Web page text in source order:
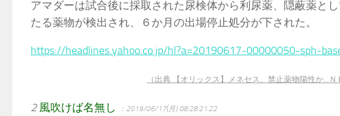
アマダーは試合後に採取された尿検体から利尿薬、隠蔽薬と
たる薬物が検出され、６か月の出場停止処分が下された。
https://headlines.yahoo.co.jp/hl?a=20190617-00000050-sph-
（出典 【オリックス】メネセス、禁止薬物陽性か…
2 風吹けば名無し ：2019/06/17(月) 08:28:21.22